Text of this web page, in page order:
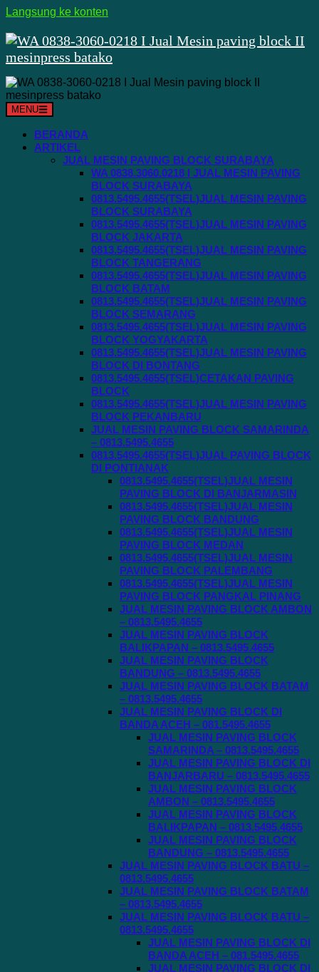
Langsung ke konten
MENU
BERANDA
ARTIKEL
JUAL MESIN PAVING BLOCK SURABAYA
WA 0838.3060.0218 I JUAL MESIN PAVING
BLOCK SURABAYA
0813.5495.4655(TSEL)JUAL MESIN PAVING
BLOCK SURABAYA
0813.5495.4655(TSEL)JUAL MESIN PAVING
BLOCK JAKARTA
0813.5495.4655(TSEL)JUAL MESIN PAVING
BLOCK TANGERANG
0813.5495.4655(TSEL)JUAL MESIN PAVING
BLOCK BATAM
0813.5495.4655(TSEL)JUAL MESIN PAVING
BLOCK SEMARANG
0813.5495.4655(TSEL)JUAL MESIN PAVING
BLOCK YOGYAKARTA
0813.5495.4655(TSEL)JUAL MESIN PAVING
BLOCK DI BONTANG
0813.5495.4655(TSEL)CETAKAN PAVING
BLOCK
0813.5495.4655(TSEL)JUAL MESIN PAVING
BLOCK PEKANBARU
JUAL MESIN PAVING BLOCK SAMARINDA
– 0813.5495.4655
0813.5495.4655(TSEL)JUAL PAVING BLOCK
DI PONTIANAK
0813.5495.4655(TSEL)JUAL MESIN
PAVING BLOCK DI BANJARMASIN
0813.5495.4655(TSEL)JUAL MESIN
PAVING BLOCK BANDUNG
0813.5495.4655(TSEL)JUAL MESIN
PAVING BLOCK MEDAN
0813.5495.4655(TSEL)JUAL MESIN
PAVING BLOCK PALEMBANG
0813.5495.4655(TSEL)JUAL MESIN
PAVING BLOCK PANGKAL PINANG
JUAL MESIN PAVING BLOCK AMBON
– 0813.5495.4655
JUAL MESIN PAVING BLOCK
BALIKPAPAN – 0813.5495.4655
JUAL MESIN PAVING BLOCK
BANDUNG – 0813.5495.4655
JUAL MESIN PAVING BLOCK BATAM
– 0813.5495.4655
JUAL MESIN PAVING BLOCK DI
BANDA ACEH – 081.5495.4655
JUAL MESIN PAVING BLOCK
SAMARINDA – 0813.5495.4655
JUAL MESIN PAVING BLOCK DI
BANJARBARU – 0813.5495.4655
JUAL MESIN PAVING BLOCK
AMBON – 0813.5495.4655
JUAL MESIN PAVING BLOCK
BALIKPAPAN – 0813.5495.4655
JUAL MESIN PAVING BLOCK
BANDUNG – 0813.5495.4655
JUAL MESIN PAVING BLOCK BATU –
0813.5495.4655
JUAL MESIN PAVING BLOCK BATAM
– 0813.5495.4655
JUAL MESIN PAVING BLOCK BATU –
0813.5495.4655
JUAL MESIN PAVING BLOCK DI
BANDA ACEH – 081.5495.4655
JUAL MESIN PAVING BLOCK DI